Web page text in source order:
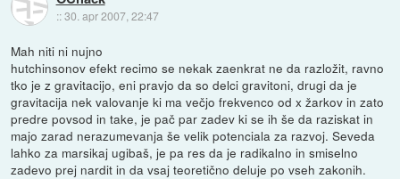
::30. apr 2007, 22:47
Mah niti ni nujno
hutchinsonov efekt recimo se nekak zaenkrat ne da razložit, ravno
tko je z gravitacijo, eni pravjo da so delci gravitoni, drugi da je
gravitacija nek valovanje ki ma večjo frekvenco od x žarkov in zato
predre povsod in take, je pač par zadev ki se ih še da raziskat in
majo zarad nerazumevanja še velik potenciala za razvoj. Seveda
lahko za marsikaj ugibaš, je pa res da je radikalno in smiselno
zadevo prej nardit in da vsaj teoretično deluje po vseh zakonih.